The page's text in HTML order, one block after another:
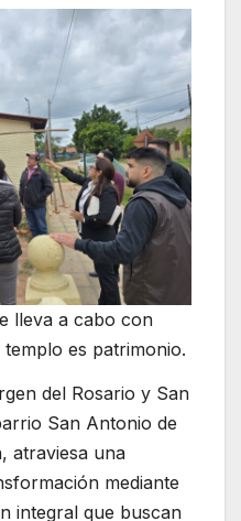
lleva a cabo con
es patrimonio.
del Rosario y San
San Antonio de
atraviesa una
mediante
integral que buscan